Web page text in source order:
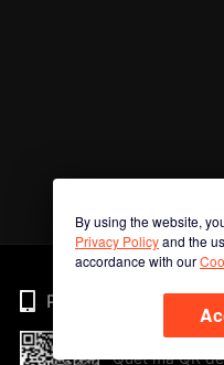
By using the website,
Privacy Policyand the
accordance with our
Phone
Quét mã QR